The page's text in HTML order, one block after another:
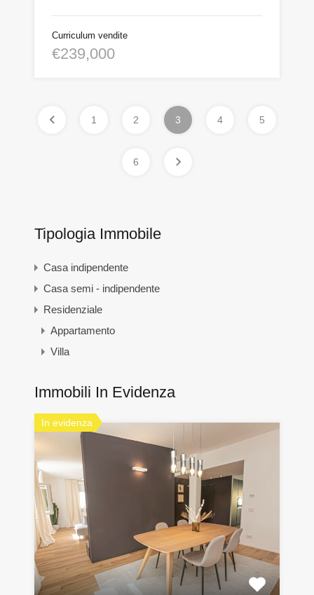
Curriculum vendite
€239,000
1 2 3 4 5
6
Tipologia Immobile
Casa indipendente
Casa semi - indipendente
Residenziale
Appartamento
Villa
Immobili In Evidenza
In evidenza